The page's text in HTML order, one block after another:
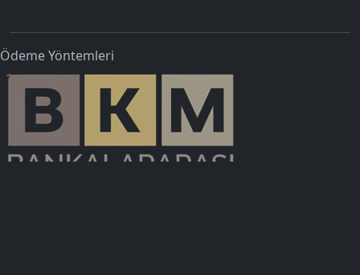
Ödeme Yöntemleri